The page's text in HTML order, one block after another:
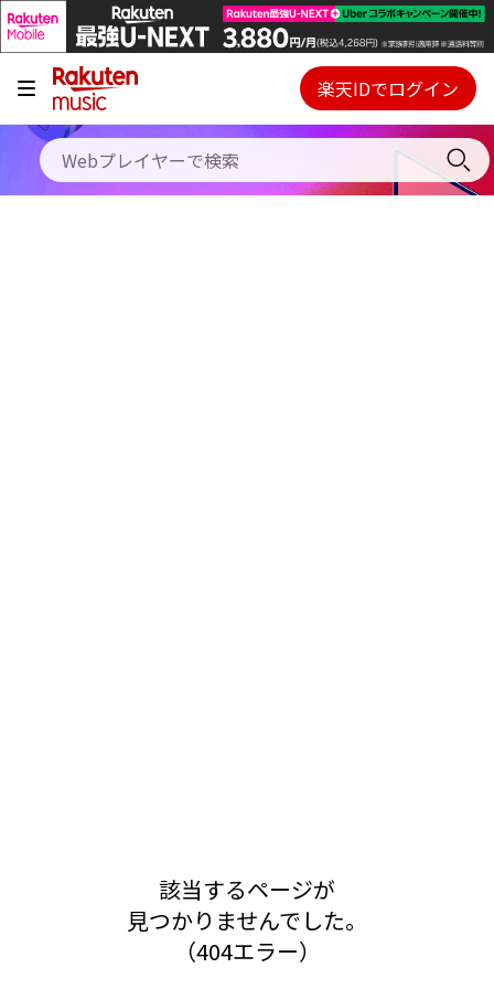
キャンペーン
料金プラン
使い方
Webプレイヤー
ご契約内容の確認・変更
楽天IDでログイン
該当するページが
見つかりませんでした。
（404エラー）